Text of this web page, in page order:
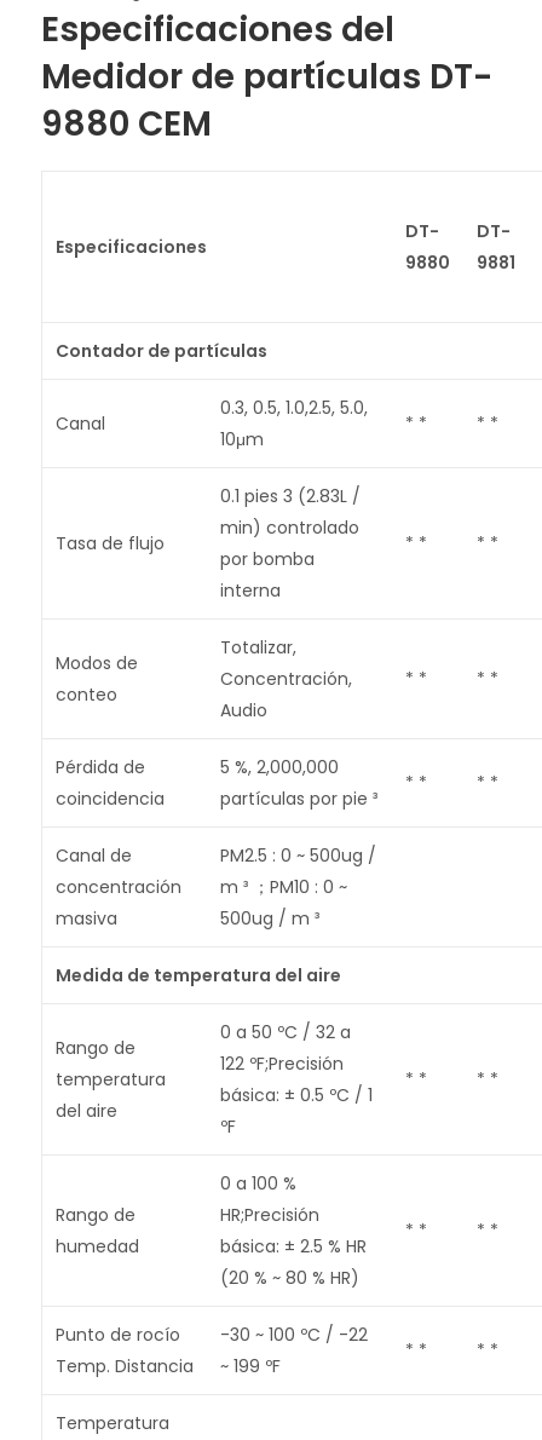
Especificaciones del
Medidor de partículas DT-
9880 CEM
Especificaciones
DT-
9880
DT-
9881
Contador de partículas
Canal
0.3, 0.5, 1.0,2.5, 5.0,
10μm
* * * *
Tasa de flujo
0.1 pies 3 (2.83L /
min) controlado
por bomba
interna
* * * *
Modos de
conteo
Totalizar,
Concentración,
Audio
* * * *
Pérdida de
coincidencia
5 %, 2,000,000
partículas por pie ³
* * * *
Canal de
concentración
masiva
PM2.5 : 0 ~ 500ug /
m ³ ；PM10 : 0 ~
500ug / m ³
Medida de temperatura del aire
Rango de
temperatura
del aire
0 a 50 ºC / 32 a
122 ºF;Precisión
básica: ± 0.5 ºC / 1
ºF
* * * *
Rango de
humedad
0 a 100 %
HR;Precisión
básica: ± 2.5 % HR
(20 % ~ 80 % HR)
* * * *
Punto de rocío
Temp. Distancia
-30 ~ 100 ºC / -22
~ 199 ºF
* * * *
Temperatura